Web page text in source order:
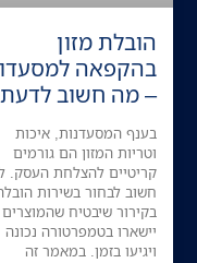
הובלת מזון
בהקפאה
– מה חשוב לדעת
בענף המסעדנות, איכות
וטריות המזון הם גורמים
קריטיים להצלחת העסק.
חשוב לבחור בשירות
בקירור שיבטיח שהמוצרים
יישארו בטמפרטורה נכונה
ויגיעו בזמן. במאמר זה